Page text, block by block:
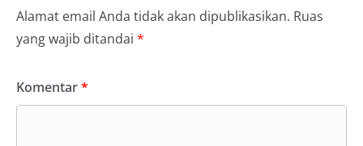
Alamat email Anda tidak akan dipublikasikan. Ruas
yang wajib ditandai *
Komentar*